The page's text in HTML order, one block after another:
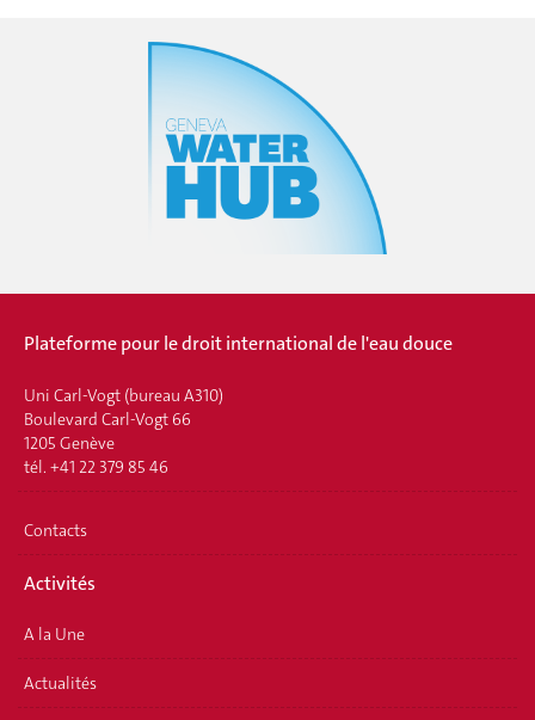
Plateforme pour le droit international de l'eau douce
Uni Carl-Vogt (bureau A310)
Boulevard Carl-Vogt 66
1205 Genève
tél. +41 22 379 85 46
Contacts
Activités
A la Une
Actualités